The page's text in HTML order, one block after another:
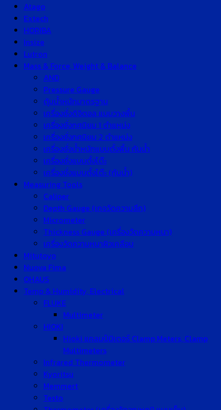
Atago
Extech
HORIBA
Insize
Lutron
Mass & Force, Weight & Balance
AND
Pressure Gauge
ตุ้มน้ำหนักมาตรฐาน
เครื่องชั่งดิจิตอล แบบวางพื้น
เครื่องชั่งทศนิยม 1 ตำแหน่ง
เครื่องชั่งทศนิยม 2 ตำแหน่ง
เครื่องชั่งน้ำหนักแบบตั้งพื้น กันน้ำ
เครื่องชั่งแบบตั้งโต๊ะ
เครื่องชั่งแบบตั้งโต๊ะ (กันน้ำ)
Measuring Tools
Caliper
Depth Gauge (เกจวัดความลึก)
Micrometer
Thickness Gauge (เครื่องวัดความหนา)
เครื่องวัดความหนาผิวเคลือบ
Mitutoyo
Nuova Fima
OHAUS
Temp & Humidity, Electrical
FLUKE
Multimeter
HIOKI
Hioki แคลมป์มิเตอร์ Clamp Meters, Clamp
Multimeters
Infrared Thermometer
Kyoritsu
Memmert
Testo